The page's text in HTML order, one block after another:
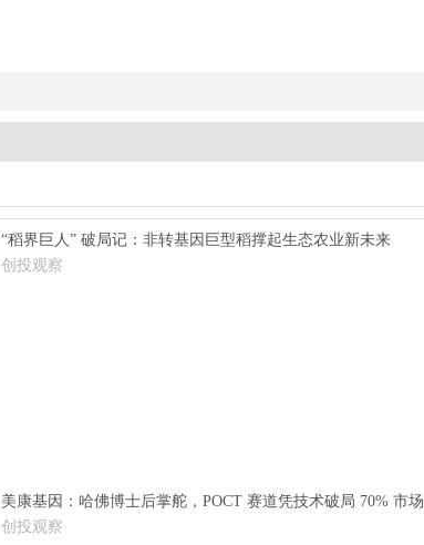
“稻界巨人” 破局记：非转基因巨型稻撑起生态农业新未来
创投观察
美康基因：哈佛博士后掌舵，POCT 赛道凭技术破局 70% 市场
创投观察